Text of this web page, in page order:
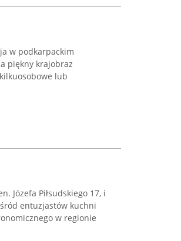
w podkarpackim
piękny krajobraz
lub
Józefa Piłsudskiego 17, i
entuzjastów kuchni
w regionie